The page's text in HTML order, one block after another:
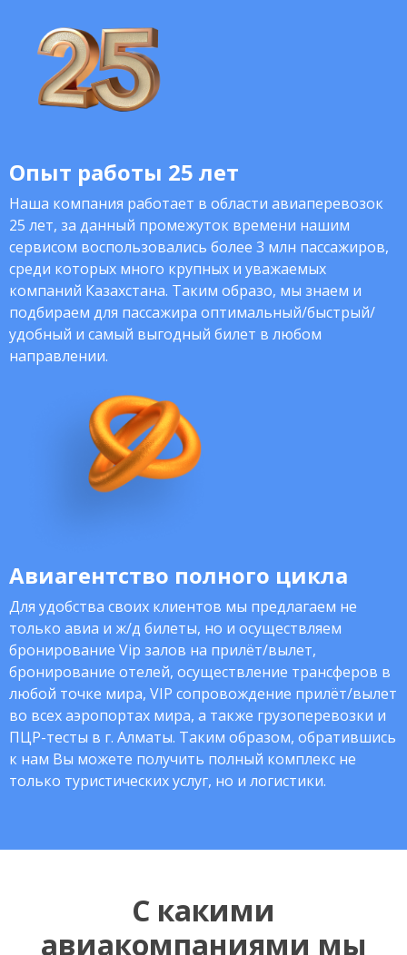
Опыт работы 25 лет
Наша компания работает в области авиаперевозок
25 лет, за данный промежуток времени нашим
сервисом воспользовались более 3 млн пассажиров,
среди которых много крупных и уважаемых
компаний Казахстана. Таким образо, мы знаем и
подбираем для пассажира оптимальный/быстрый/
удобный и самый выгодный билет в любом
направлении.
Авиагентство полного цикла
Для удобства своих клиентов мы предлагаем не
только авиа и ж/д билеты, но и осуществляем
бронирование Vip залов на прилёт/вылет,
бронирование отелей, осуществление трансферов в
любой точке мира, VIP сопровождение прилёт/вылет
во всех аэропортах мира, а также грузоперевозки и
ПЦР-тесты в г. Алматы. Таким образом, обратившись
к нам Вы можете получить полный комплекс не
только туристических услуг, но и логистики.
С какими
авиакомпаниями мы